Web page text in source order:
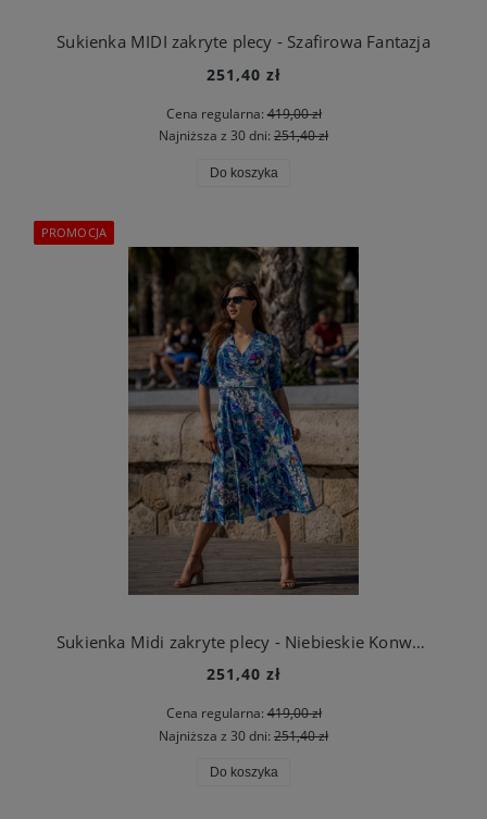
Sukienka MIDI zakryte plecy - Szafirowa Fantazja
251,40 zł
Cena regularna:419,00 zł
Najniższa z 30 dni: 251,40 zł
Do koszyka
Sukienka Midi zakryte plecy - Niebieskie Konwalie
251,40 zł
Cena regularna:419,00 zł
Najniższa z 30 dni: 251,40 zł
Do koszyka
PROMOCJA